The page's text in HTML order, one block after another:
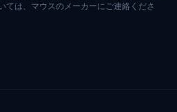
ては、マウスのメーカーにご連絡くださ